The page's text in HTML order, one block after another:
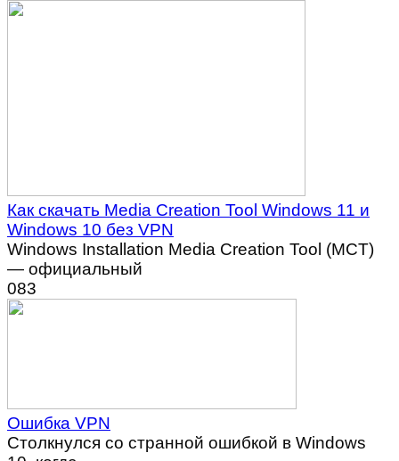
Как скачать Media Creation Tool Windows 11 и
Windows 10 без VPN
Windows Installation Media Creation Tool (MCT)
— официальный
083
Ошибка VPN
Столкнулся со странной ошибкой в Windows